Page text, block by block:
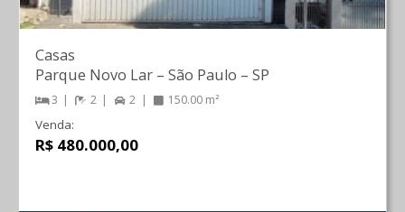
Casas
Parque Novo Lar – São Paulo – SP
3 2 2 150.00 m²
Venda:
R$ 480.000,00